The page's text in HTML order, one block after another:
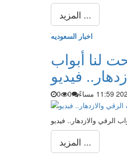
المزيد ...
اخبار السعوديه
لنا أبواب
فيديو
0
0
الرقي والازدهار.. فيديو
المزيد ...